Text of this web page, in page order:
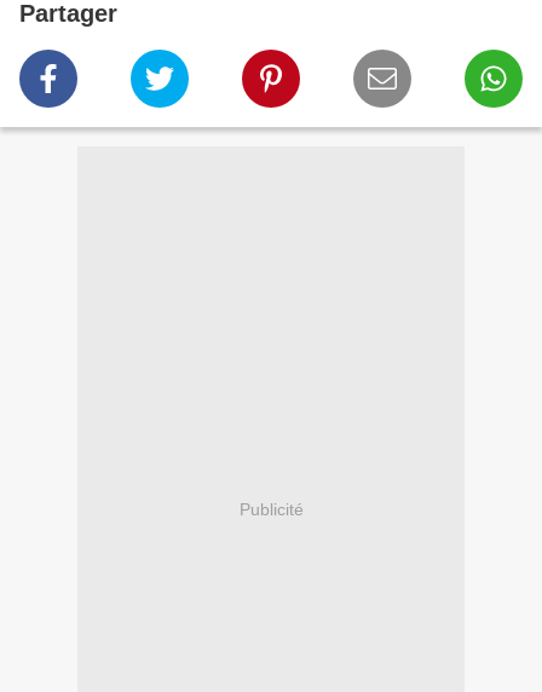
Partager
Publicité